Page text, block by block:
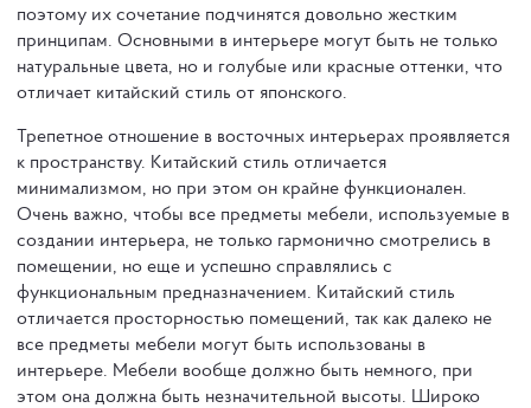
поэтому их сочетание подчинятся довольно жестким
принципам. Основными в интерьере могут быть не только
натуральные цвета, но и голубые или красные оттенки, что
отличает китайский стиль от японского.
Трепетное отношение в восточных интерьерах проявляется
к пространству. Китайский стиль отличается
минимализмом, но при этом он крайне функционален.
Очень важно, чтобы все предметы мебели, используемые в
создании интерьера, не только гармонично смотрелись в
помещении, но еще и успешно справлялись с
функциональным предназначением. Китайский стиль
отличается просторностью помещений, так как далеко не
все предметы мебели могут быть использованы в
интерьере. Мебели вообще должно быть немного, при
этом она должна быть незначительной высоты. Широко